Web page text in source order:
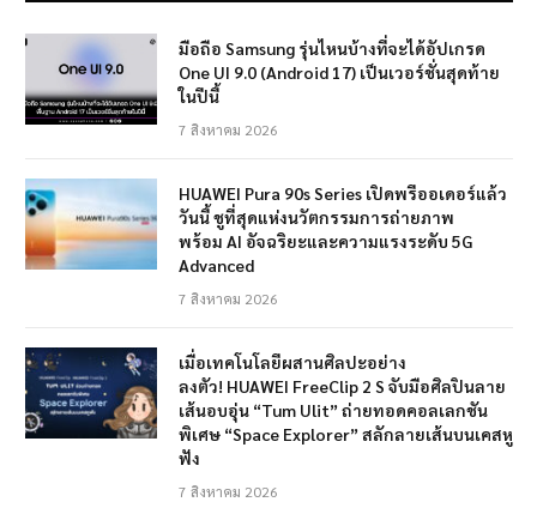
มือถือ Samsung รุ่นไหนบ้างที่จะได้อัปเกรด
One UI 9.0 (Android 17) เป็นเวอร์ชั่นสุดท้าย
ในปีนี้
7 สิงหาคม 2026
HUAWEI Pura 90s Series เปิดพรีออเดอร์แล้ว
วันนี้ ชูที่สุดแห่งนวัตกรรมการถ่ายภาพ
พร้อม AI อัจฉริยะและความแรงระดับ 5G
Advanced
7 สิงหาคม 2026
เมื่อเทคโนโลยีผสานศิลปะอย่าง
ลงตัว! HUAWEI FreeClip 2 S จับมือศิลปินลาย
เส้นอบอุ่น “Tum Ulit” ถ่ายทอดคอลเลกชัน
พิเศษ “Space Explorer” สลักลายเส้นบนเคสหู
ฟัง
7 สิงหาคม 2026